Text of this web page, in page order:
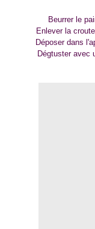
Beurrer le
Enlever la
Déposer dans
Dégtuster avec